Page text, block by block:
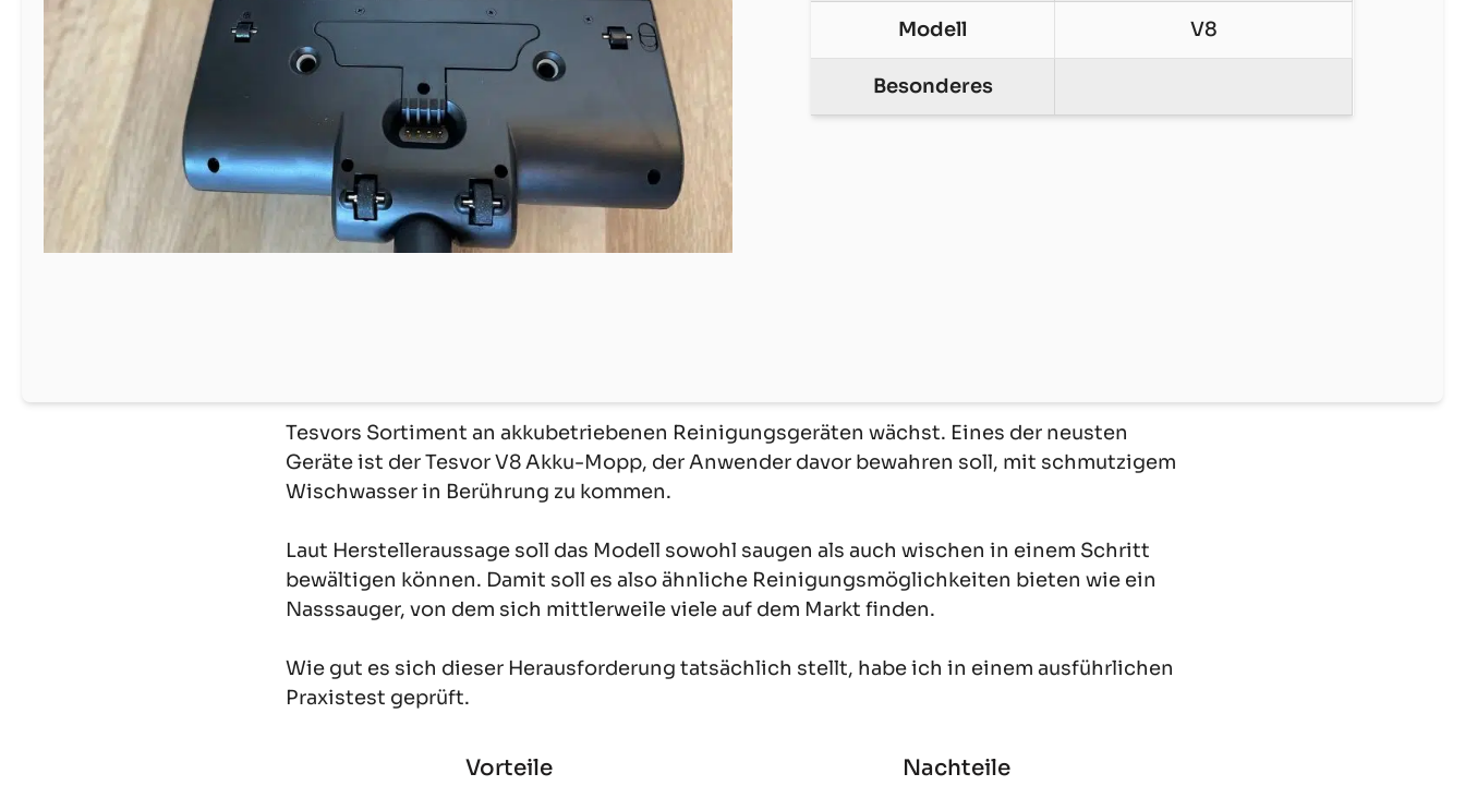
Modell V8
Besonderes
Tesvors Sortiment an akkubetriebenen Reinigungsgeräten wächst. Eines der neusten
Geräte ist der Tesvor V8 Akku-Mopp, der Anwender davor bewahren soll, mit schmutzigem
Wischwasser in Berührung zu kommen.
Laut Herstelleraussage soll das Modell sowohl saugen als auch wischen in einem Schritt
bewältigen können. Damit soll es also ähnliche Reinigungsmöglichkeiten bieten wie ein
Nasssauger, von dem sich mittlerweile viele auf dem Markt finden.
Wie gut es sich dieser Herausforderung tatsächlich stellt, habe ich in einem ausführlichen
Praxistest geprüft.